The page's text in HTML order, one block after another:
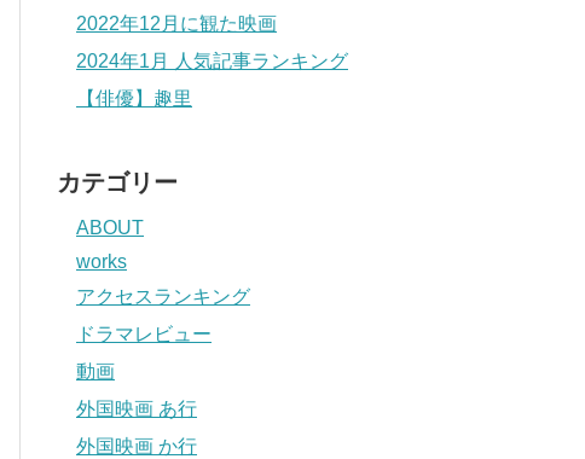
2022年12月に観た映画
2024年1月 人気記事ランキング
【俳優】趣里
カテゴリー
ABOUT
works
アクセスランキング
ドラマレビュー
動画
外国映画 あ行
外国映画 か行